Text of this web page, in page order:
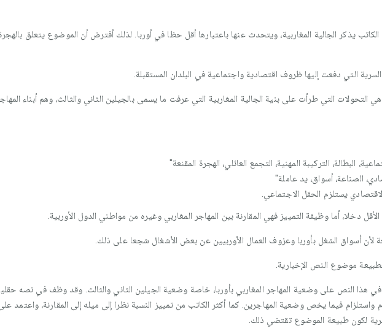
يذكر الجالية المغاربية، ويتحدث عنها باعتبارها أقل حظا في أوربا. لذلك أفترض أن الموضوع يتعلق بالهجرة
هي التحولات التي طرأت على بنية الجالية المغاربية التي عرفت ما يسمى بالجيلين الثاني والثالث، وهم أبناء
البطالة، التركيبة المهنية، التجمع العائلي، الهجرة المقنعة"
الصناعة، أسواق، يد عاملة"
يستلزم الحقل الاجتماعي.
في هذا النص على وضعية المهاجر المغاربي بأوربا، خاصة وضعية الجيلين الثاني والثالث. وقد وظف في نصه
واستلزام فيما يخص وضعية المهاجرين. كما أكثر الكاتب من تمييز النسبة نظرا إلى ميله إلى المقارنة، واعتمد
لكون طبيعة الموضوع تقتضي ذلك.